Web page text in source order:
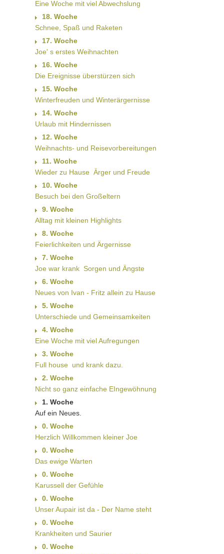
Eine Woche mit viel Abwechslung
18. Woche
Schnee, Spaß und Raketen
17. Woche
Joe' s erstes Weihnachten
16. Woche
Die Ereignisse überstürzen sich
15. Woche
Winterfreuden und Winterärgernisse
14. Woche
Urlaub mit Hindernissen
12. Woche
Weihnachts- und Reisevorbereitungen
11. Woche
Wieder zu Hause  Ärger und Freude
10. Woche
Besuch bei den Großeltern
9. Woche
Alltag mit kleinen Highlights
8. Woche
Feierlichkeiten und Ärgernisse
7. Woche
Joe war krank  Sorgen und Ängste
6. Woche
Neues von Ivan - Fritz allein zu Hause
5. Woche
Unterschiede und Gemeinsamkeiten
4. Woche
Eine Woche mit viel Aufregungen
3. Woche
Full house  und krank dazu.
2. Woche
Nicht so ganz einfache EIngewöhnung
1. Woche
Auf ein Neues.
0. Woche
Herzlich Willkommen kleiner Joe
0. Woche
Das ewige Warten
0. Woche
Karussell der Gefühle
0. Woche
Unser Aupair ist da - Der Name steht
0. Woche
Krankheiten und Saurier
0. Woche